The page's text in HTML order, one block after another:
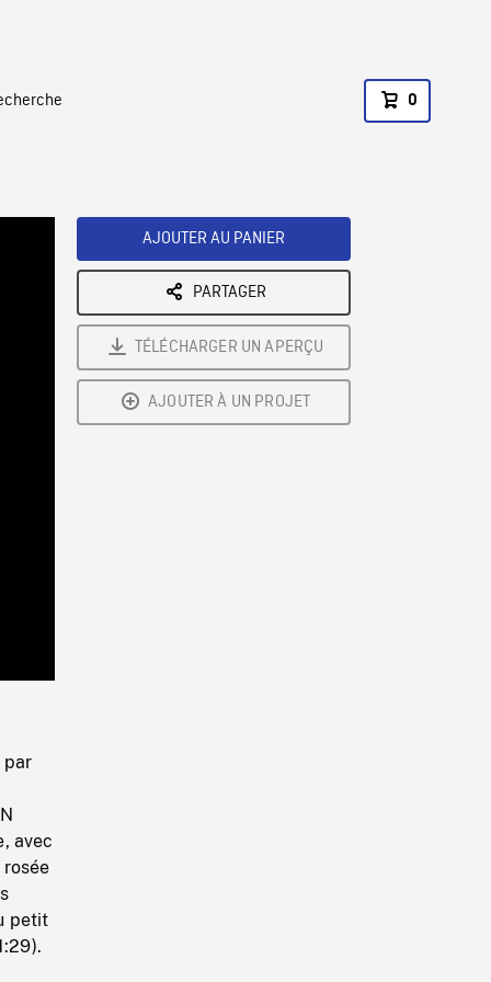
0
Rate
par
avec
petit
AJOUTER AU PANIER
PARTAGER
TÉLÉCHARGER UN APERÇU
AJOUTER À UN PROJET